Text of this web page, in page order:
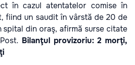
în cazul atentatelor comise în
fiind un saudit în vârstă de 20 de
spital din oraş, afirmă surse citate
Bilanţul provizoriu: 2 morţi,